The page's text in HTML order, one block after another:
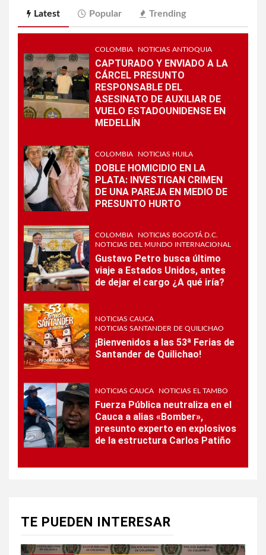
Latest Popular Trending
COLOMBIA NOTICIAS ANTIOQUIA
CAPTURADO Y ENVIADO A LA
CÁRCEL PRESUNTO
RESPONSABLE DEL
ASESINATO DE AUXILIAR DE
VUELO ESTADOUNIDENSE EN
MEDELLÍN
COLOMBIA NOTICIAS HUILA
DOBLE HOMICIDIO EN LA
PLATA: INVESTIGAN CRIMEN
DE UNA PAREJA EN MEDIO DE
PRESUNTO HURTO
COLOMBIA
NOTICIAS BOGOTÁ D.C.
NOTICIAS DEL MUNDO INTERNACIONAL
Gustavo Petro busca último
viaje a Estados Unidos, antes
de dejar el cargo ¿A qué iría?
NOTICIAS CAUCA
NOTICIAS SANTANDER DE QUILICHAO
¡Bienvenidos a las 53ª Ferias de
Santander de Quilichao!
NOTICIAS CAUCA NOTICIAS EL TAMBO
Fuerza Pública neutraliza en el
Cauca a alias «Bomber»,
presunto experto en explosivos
de la estructura Carlos Patiño
TE PUEDEN INTERESAR